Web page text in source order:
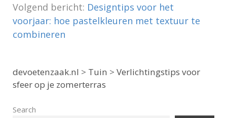
Volgend bericht: Designtips voor het
voorjaar: hoe pastelkleuren met textuur te
combineren
devoetenzaak.nl > Tuin > Verlichtingstips voor
sfeer op je zomerterras
Search